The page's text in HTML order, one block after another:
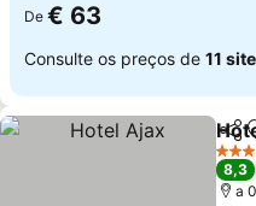
De € 63
Consulte os preços de 11
3
8,3
a